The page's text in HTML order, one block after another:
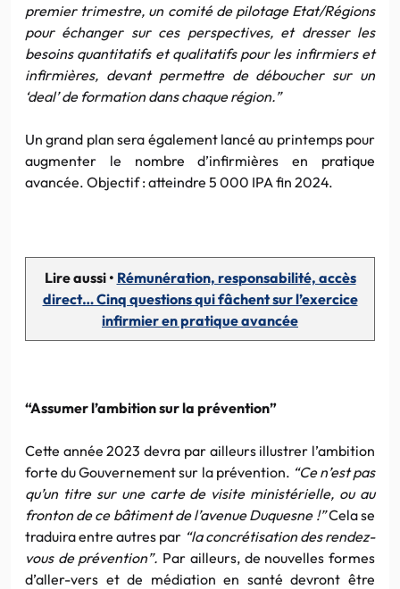
premier trimestre, un comité de pilotage Etat/Régions
pour échanger sur ces perspectives, et dresser les
besoins quantitatifs et qualitatifs pour les infirmiers et
infirmières, devant permettre de déboucher sur un
‘deal’ de formation dans chaque région.”
Un grand plan sera également lancé au printemps pour
augmenter le nombre d’infirmières en pratique
avancée. Objectif : atteindre 5 000 IPA fin 2024.
Lire aussi • Rémunération, responsabilité, accès
direct… Cinq questions qui fâchent sur l’exercice
infirmier en pratique avancée
“Assumer l’ambition sur la prévention”
Cette année 2023 devra par ailleurs illustrer l’ambition
forte du Gouvernement sur la prévention. “Ce n’est pas
qu’un titre sur une carte de visite ministérielle, ou au
fronton de ce bâtiment de l’avenue Duquesne !”Cela se
traduira entre autres par “la concrétisation des rendez-
vous de prévention”. Par ailleurs, de nouvelles formes
d’aller-vers et de médiation en santé devront être